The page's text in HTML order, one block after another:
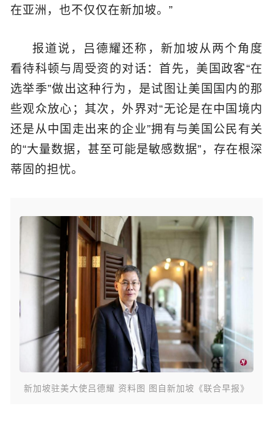
在亚洲，也不仅仅在新加坡。”
报道说，吕德耀还称，新加坡从两个角度
看待科顿与周受资的对话：首先，美国政客“在
选举季”做出这种行为，是试图让美国国内的那
些观众放心；其次，外界对“无论是在中国境内
还是从中国走出来的企业”拥有与美国公民有关
的“大量数据，甚至可能是敏感数据”，存在根深
蒂固的担忧。
新加坡驻美大使吕德耀 资料图 图自新加坡《联合早报》